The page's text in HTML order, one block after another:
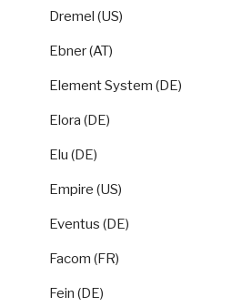
Dremel (US)
Ebner (AT)
Element System (DE)
Elora (DE)
Elu (DE)
Empire (US)
Eventus (DE)
Facom (FR)
Fein (DE)